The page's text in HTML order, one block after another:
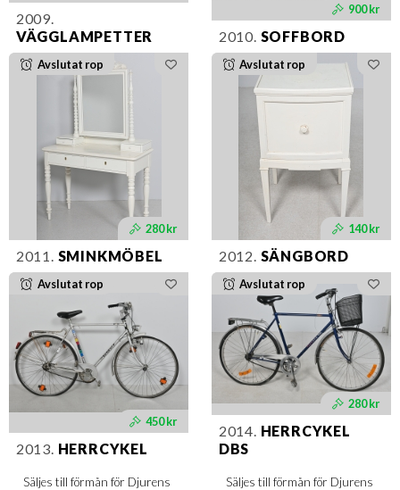
2009.
VÄGGLAMPETTER
900 kr
2010. SOFFBORD
Avslutat rop
280 kr
2011. SMINKMÖBEL
Avslutat rop
140 kr
2012. SÄNGBORD
Avslutat rop
450 kr
2013. HERRCYKEL
Säljes till förmån för Djurens
Avslutat rop
280 kr
2014. HERRCYKEL
DBS
Säljes till förmån för Djurens